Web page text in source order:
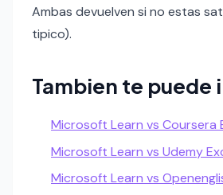
Ambas devuelven si no estas
tipico).
Tambien te puede
Microsoft Learn vs Coursera
Microsoft Learn vs Udemy
Microsoft Learn vs